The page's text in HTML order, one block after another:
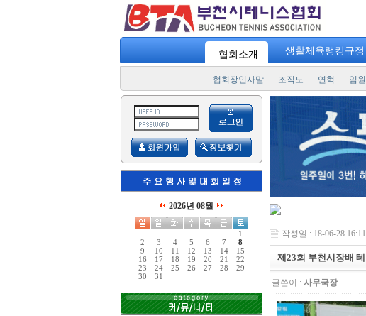
스포츠 7330" 일주일에 3번! 하루 30분 운동! "승리를 향한 열정의 샷!!
협회소개 생활체육랭킹규정
협회장인사말 조직도 연혁 임
2026년 08월
1
2
3 4 5 6 7
8
9
10 11 12 13 14
15
16
17 18 19 20 21
22
23
24 25 26 27 28
29
30
31
작성일 : 18-06-28 16:11
제23회 부천시장배
글쓴이 : 사무국장